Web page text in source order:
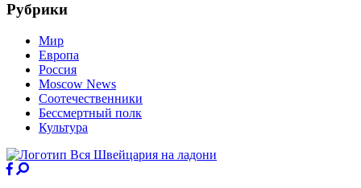
Рубрики
Мир
Европа
Россия
Moscow News
Соотечественники
Бессмертный полк
Культура